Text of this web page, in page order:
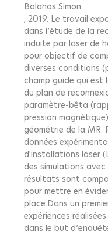
Bolanos Simon
, 2019. Le travail
dans l’étude de la
induite par laser de
pour objectif de
diverses conditions
champ guide qui est
du plan de
paramètre-bêta
pression
géométrie de la MR.
données
d'installations laser
des simulations avec
résultats sont
pour mettre en
place.Dans un
expériences
dans le but